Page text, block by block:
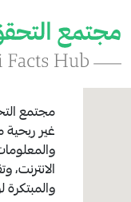
1
مجتمع
غير ربحية
الانترنت،